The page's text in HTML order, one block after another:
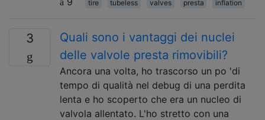
tire tubeless valves presta inflation
3
Quali sono i vantaggi dei nuclei
delle valvole presta rimovibili?
Ancora una volta, ho trascorso un po 'di
tempo di qualità nel debug di una perdita
lenta e ho scoperto che era un nucleo di
valvola allentato. L'ho stretto con una